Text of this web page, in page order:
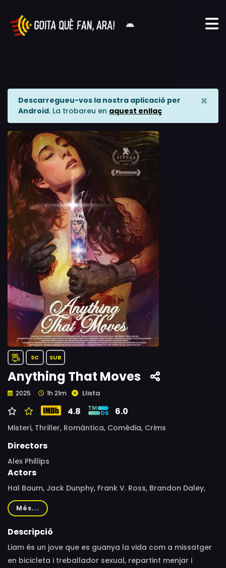
Descarregueu-vos la nostra aplicació per
Android. La trobareu en aquest enllaç
×
SC SUB
Anything That Moves
2025 1h 21m Llista
4.8 6.0
Misteri, Thriller, Romàntica, Comèdia, Crims
Directors
Alex Phillips
Actors
Hal Baum, Jack Dunphy, Frank V. Ross, Brandon Daley,
Jiana Nicole, Maxton Koc, Nina Hartley, Ginger Lynn Allen,
Trevor Dawkins, Paul Gordon
Més...
Descripció
Liam és un jove que es guanya la vida com a missatger
en bicicleta i treballador sexual, repartint menjar i